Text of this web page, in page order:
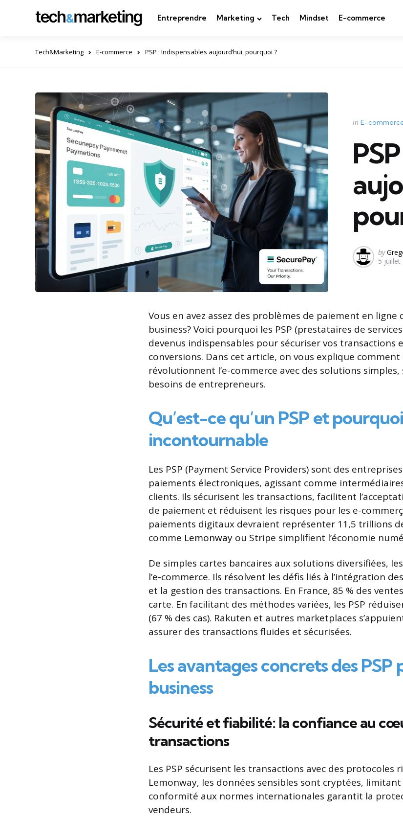
Entreprendre Marketing Tech Mindset E-commerce
Tech&Marketing E-commerce PSP : Indispensables aujourd’hui, pourquoi ?
Categories
Posted
in E-
Posted
by
by
5 juillet
Vous en avez assez des problèmes de paiement en
business? Voici pourquoi les PSP (prestataires de
devenus indispensables pour sécuriser vos transactions
conversions. Dans cet article, on vous explique comment
révolutionnent l’e-commerce avec des solutions
besoins de entrepreneurs.
Qu’est-ce qu’un PSP et
incontournable
Les PSP (Payment Service Providers) sont des
paiements électroniques, agissant comme
clients. Ils sécurisent les transactions, facilitent
de paiement et réduisent les risques pour les e-
paiements digitaux devraient représenter 11,5 trillions
comme Lemonway ou Stripe simplifient l’économie
De simples cartes bancaires aux solutions diversifiées,
l’e-commerce. Ils résolvent les défis liés à l’intégration
et la gestion des transactions. En France, 85 % des
carte. En facilitant des méthodes variées, les PSP
(67 % des cas). Rakuten et autres marketplaces
assurer des transactions fluides et sécurisées.
Les avantages concrets des
business
Sécurité et fiabilité: la confiance au
transactions
Les PSP sécurisent les transactions avec des protocoles
Lemonway, les données sensibles sont cryptées,
conformité aux normes internationales garantit la
vendeurs.